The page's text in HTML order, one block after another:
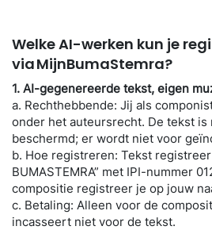
WelkeAI-werken kun je
viaMijnBumaStemra?
1. AI-gegenereerde tekst, eigen
a. Rechthebbende: Jij als
onder het auteursrecht. De tekst
beschermd; er wordt niet voor
b. Hoe registreren: Tekst registreer
BUMASTEMRA” met IPI-nummer
compositie registreer je op jouw
c. Betaling: Alleen voor de
incasseert niet voor de tekst.